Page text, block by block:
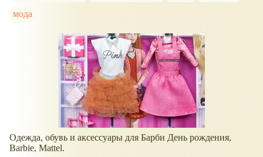
мода
Одежда, обувь и аксессуары для Барби День рождения,
Barbie, Mattel.